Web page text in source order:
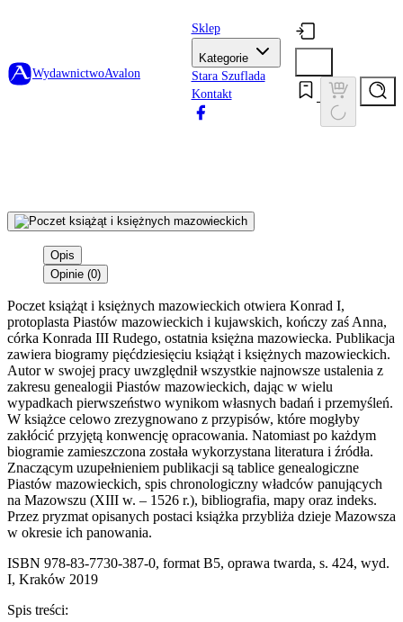
WydawnictwoAvalon
Sklep
Kategorie
Stara Szuflada
Kontakt
Opis
Opinie (0)
Poczet książąt i księżnych mazowieckich otwiera Konrad I,
protoplasta Piastów mazowieckich i kujawskich, kończy zaś Anna,
córka Konrada III Rudego, ostatnia księżna mazowiecka. Publikacja
zawiera biogramy pięćdziesięciu książąt i księżnych mazowieckich.
Autor w swojej pracy uwzględnił wszystkie najnowsze ustalenia z
zakresu genealogii Piastów mazowieckich, dając w wielu
wypadkach pierwszeństwo wynikom własnych badań i przemyśleń.
W książce celowo zrezygnowano z przypisów, które mogłyby
zakłócić przyjętą konwencję opracowania. Natomiast po każdym
biogramie zamieszczona została wykorzystana literatura i źródła.
Znaczącym uzupełnieniem publikacji są tablice genealogiczne
Piastów mazowieckich, spis chronologiczny władców panujących
na Mazowszu (XIII w. – 1526 r.), bibliografia, mapy oraz indeks.
Przez pryzmat opisanych postaci książka przybliża dzieje Mazowsza
w okresie ich panowania.
ISBN 978-83-7730-387-0, format B5, oprawa twarda, s. 424, wyd.
I, Kraków 2019
Spis treści: